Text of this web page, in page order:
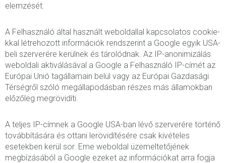
elemzését.
A Felhasználó által használt weboldallal kapcsolatos cookie-
kkal létrehozott információk rendszerint a Google egyik USA-
beli szerverére kerülnek és tárolódnak. Az IP-anonimizálás
weboldali aktiválásával a Google a Felhasználó IP-címét az
Európai Unió tagállamain belül vagy az Európai Gazdasági
Térségről szóló megállapodásban részes más államokban
előzőleg megrövidíti.
A teljes IP-címnek a Google USA-ban lévő szerverére történő
továbbítására és ottani lerövidítésére csak kivételes
esetekben kerül sor. Eme weboldal üzemeltetőjének
megbízásából a Google ezeket az információkat arra fogja